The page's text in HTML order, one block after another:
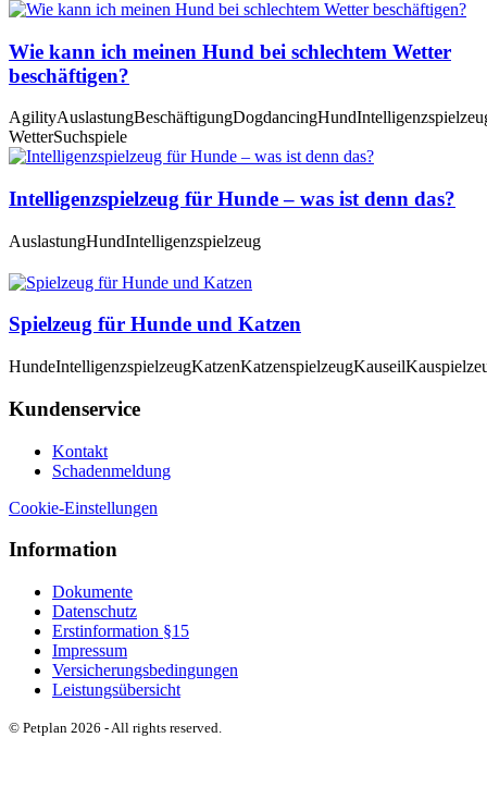
Wie kann ich meinen Hund bei schlechtem Wetter
beschäftigen?
AgilityAuslastungBeschäftigungDogdancingHund
WetterSuchspiele
Intelligenzspielzeug für Hunde – was ist denn das?
AuslastungHundIntelligenzspielzeug
Spielzeug für Hunde und Katzen
HundeIntelligenzspielzeugKatzenKatzenspielzeugKauseil
Kundenservice
Kontakt
Schadenmeldung
Cookie-Einstellungen
Information
Dokumente
Datenschutz
Erstinformation §15
Impressum
Versicherungsbedingungen
Leistungsübersicht
© Petplan 2026 - All rights reserved.